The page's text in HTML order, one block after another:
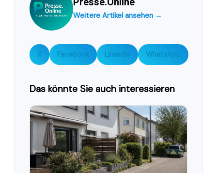
Weitere Artikel ansehen →
X Facebook LinkedIn WhatsApp
Das könnte Sie auch interessieren